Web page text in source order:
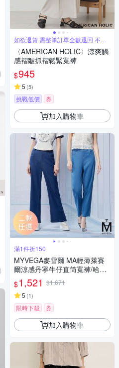
如欲退貨 需整筆訂單全數退回 不能
單退
〈AMERICAN HOLIC〉涼爽觸
感褶皺抓褶鬆緊寬褲
$945
5 (5)
挑戰低價 券
加入購物車
滿1件折150
MYVEGA麥雪爾 MA輕薄萊賽
爾涼感丹寧牛仔直筒寬褲/哈倫
褲-共二款
$1,521 $1,671
5 (1)
限時下殺 券
加入購物車